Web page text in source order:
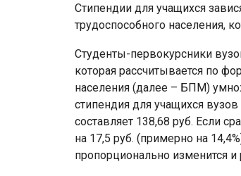
Стипендии для учащихся
трудоспособного населения,
Студенты-первокурсники
которая рассчитывается по
населения (далее – БПМ)
стипендия для учащихся
составляет 138,68 руб. Если
на 17,5 руб. (примерно на
пропорционально изменится